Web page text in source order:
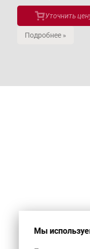
Уточнить
Подробнее »
Мы